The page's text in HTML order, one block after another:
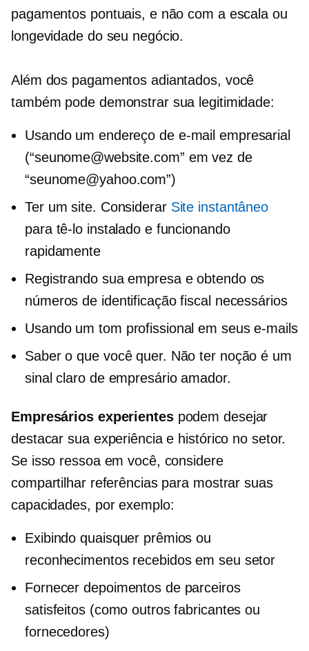
pagamentos pontuais, e não com a escala ou
longevidade do seu negócio.
Além dos pagamentos adiantados, você
também pode demonstrar sua legitimidade:
Usando um endereço de e-mail empresarial
(“seunome@website.com” em vez de
“seunome@yahoo.com”)
Ter um site. Considerar Site instantâneo
para tê-lo instalado e funcionando
rapidamente
Registrando sua empresa e obtendo os
números de identificação fiscal necessários
Usando um tom profissional em seus e-mails
Saber o que você quer. Não ter noção é um
sinal claro de empresário amador.
Empresários experientespodem desejar
destacar sua experiência e histórico no setor.
Se isso ressoa em você, considere
compartilhar referências para mostrar suas
capacidades, por exemplo:
Exibindo quaisquer prêmios ou
reconhecimentos recebidos em seu setor
Fornecer depoimentos de parceiros
satisfeitos (como outros fabricantes ou
fornecedores)